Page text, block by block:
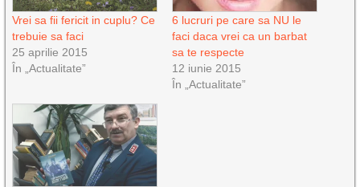
Vrei sa fii fericit in cuplu? Ce
trebuie sa faci
25 aprilie 2015
În „Actualitate”
6 lucruri pe care sa NU le
faci daca vrei ca un barbat
sa te respecte
12 iunie 2015
În „Actualitate”